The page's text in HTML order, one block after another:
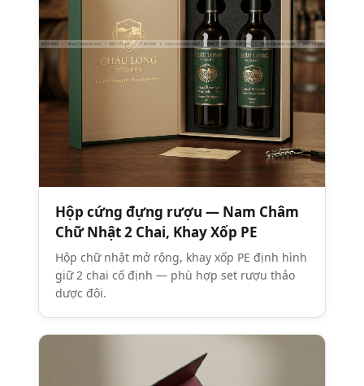
Hộp cứng đựng rượu — Nam Châm
Chữ Nhật 2 Chai, Khay Xốp PE
Hộp chữ nhật mở rộng, khay xốp PE định hình
giữ 2 chai cố định — phù hợp set rượu thảo
dược đôi.